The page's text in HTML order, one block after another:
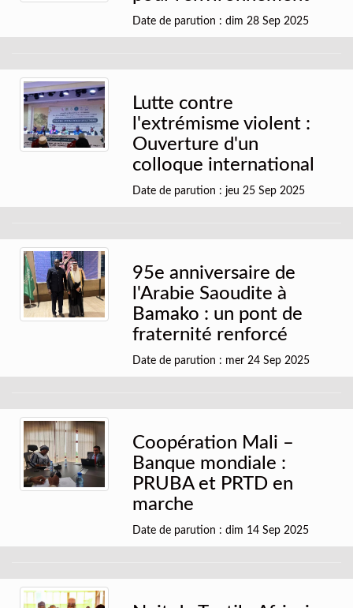
Date de parution : dim 28 Sep 2025
Lutte contre
l'extrémisme violent :
Ouverture d'un
colloque international
Date de parution : jeu 25 Sep 2025
95e anniversaire de
l'Arabie Saoudite à
Bamako : un pont de
fraternité renforcé
Date de parution : mer 24 Sep 2025
Coopération Mali –
Banque mondiale :
PRUBA et PRTD en
marche
Date de parution : dim 14 Sep 2025